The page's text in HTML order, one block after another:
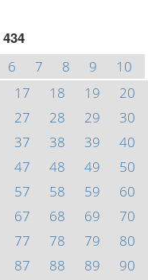
434
6 7 8 9
10
17 18 19
20
27 28 29
30
37 38 39
40
47 48 49
50
57 58 59
60
67 68 69
70
77 78 79
80
87 88 89
90